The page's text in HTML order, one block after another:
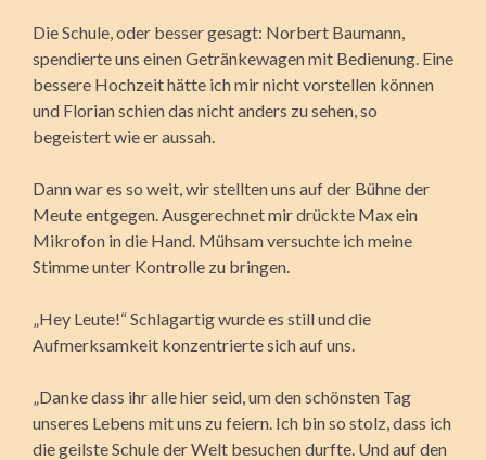
Die Schule, oder besser gesagt: Norbert Baumann,
spendierte uns einen Getränkewagen mit Bedienung. Eine
bessere Hochzeit hätte ich mir nicht vorstellen können
und Florian schien das nicht anders zu sehen, so
begeistert wie er aussah.
Dann war es so weit, wir stellten uns auf der Bühne der
Meute entgegen. Ausgerechnet mir drückte Max ein
Mikrofon in die Hand. Mühsam versuchte ich meine
Stimme unter Kontrolle zu bringen.
„Hey Leute!“ Schlagartig wurde es still und die
Aufmerksamkeit konzentrierte sich auf uns.
„Danke dass ihr alle hier seid, um den schönsten Tag
unseres Lebens mit uns zu feiern. Ich bin so stolz, dass ich
die geilste Schule der Welt besuchen durfte. Und auf den